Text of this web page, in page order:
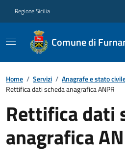
Regione Sicilia
Comune di
Home / Servizi / Anagrafe e stato
Rettifica dati scheda anagrafica ANPR
Rettifica dati
anagrafica